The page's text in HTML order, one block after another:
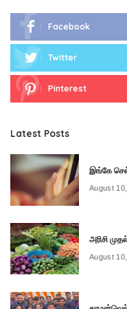
Facebook
Twitter
Pinterest
Latest Posts
இங்கே
August
அரிசி
August